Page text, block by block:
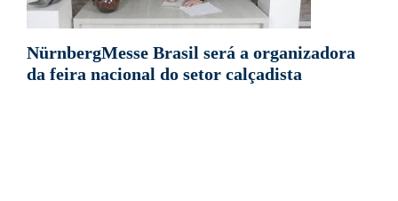
NürnbergMesse Brasil será a organizadora
da feira nacional do setor calçadista